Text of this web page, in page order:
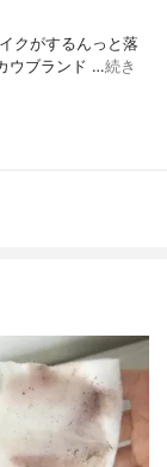
クがするんっと落
カウブランド …続き